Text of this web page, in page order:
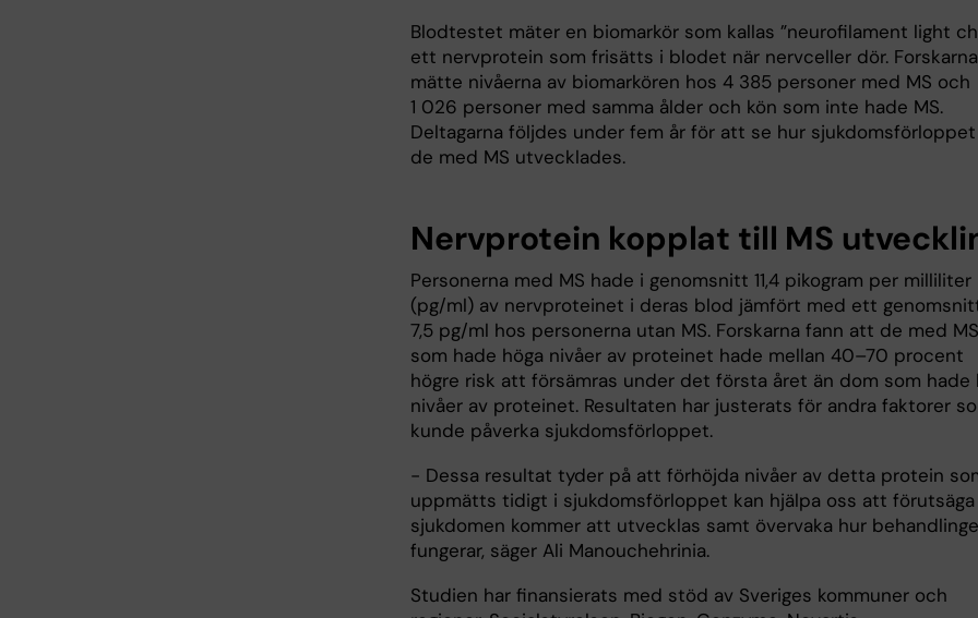
Blodtestet mäter en biomarkör som kallas ”neurofilament light
ett nervprotein som frisätts i blodet när nervceller dör. Forskarna
mätte nivåerna av biomarkören hos 4 385 personer med MS och
1 026 personer med samma ålder och kön som inte hade MS.
Deltagarna följdes under fem år för att se hur
de med MS utvecklades.
Nervprotein kopplat till MS
Personerna med MS hade i genomsnitt 11,4 pikogram per milliliter
(pg/ml) av nervproteinet i deras blod jämfört med ett
7,5 pg/ml hos personerna utan MS. Forskarna fann att de med MS
som hade höga nivåer av proteinet hade mellan 40–70 procent
högre risk att försämras under det första året än dom som hade
nivåer av proteinet. Resultaten har justerats för andra faktorer
kunde påverka sjukdomsförloppet.
- Dessa resultat tyder på att förhöjda nivåer av detta protein
uppmätts tidigt i sjukdomsförloppet kan hjälpa oss att
sjukdomen kommer att utvecklas samt övervaka hur
fungerar, säger Ali Manouchehrinia.
Studien har finansierats med stöd av Sveriges kommuner och